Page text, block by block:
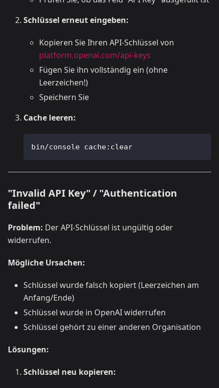
Schlüssel erneut eingeben:
Kopieren Sie Ihren API-Schlüssel von
platform.openai.com/api-keys
Fügen Sie ihn vollständig ein (ohne
Leerzeichen!)
Speichern Sie
Cache leeren:
bin/console cache:clear
"Invalid API Key" / "Authentication
failed"
Problem: Der API-Schlüssel ist ungültig oder
widerrufen.
Mögliche Ursachen:
Schlüssel wurde falsch kopiert (Leerzeichen am
Anfang/Ende)
Schlüssel wurde in OpenAI widerrufen
Schlüssel gehört zu einer anderen Organisation
Lösungen:
Schlüssel neu kopieren: